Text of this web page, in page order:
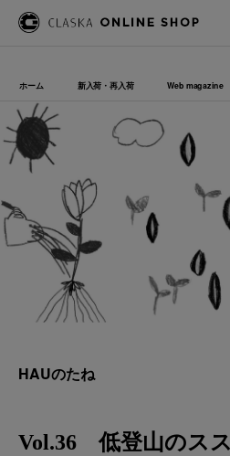
ホーム 新入荷・再入荷 Web magazine
HAUのたね
Vol.36 低登山のス